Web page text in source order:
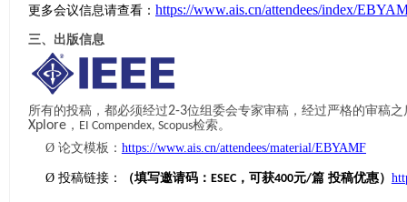
更多会议信息请查看： https://www.ais.cn/attendees/index/
三、出版信息
所有的投稿，都必须经过2-3位组委会专家审稿，经过严格的审稿
Xplore ， EI Compendex, Scopus检索。
Ø 论文模板： https://www.ais.cn/attendees/material/EBYAMF
Ø 投稿链接： （填写邀请码： ESEC，可获400元/篇 投稿优惠）